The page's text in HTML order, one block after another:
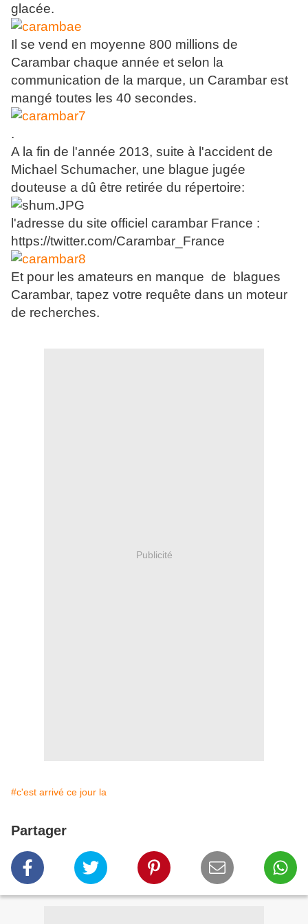
glacée.
Il se vend en moyenne 800 millions de
Carambar chaque année et selon la
communication de la marque, un Carambar est
mangé toutes les 40 secondes.
.
A la fin de l'année 2013, suite à l'accident de
Michael Schumacher, une blague jugée
douteuse a dû être retirée du répertoire:
l'adresse du site officiel carambar France :
https://twitter.com/Carambar_France
Et pour les amateurs en manque de blagues
Carambar, tapez votre requête dans un moteur
de recherches.
Publicité
#c'est arrivé ce jour la
Partager